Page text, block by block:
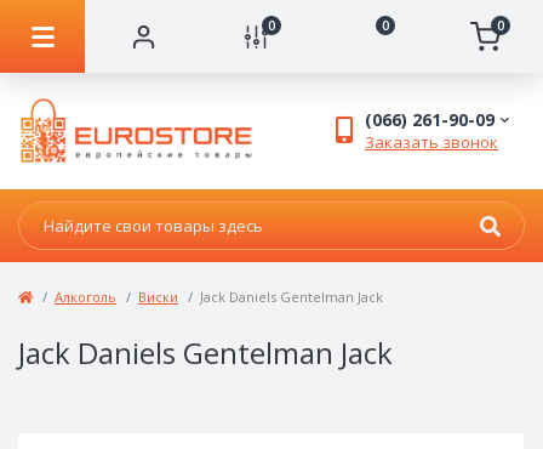
0 0 0
(066) 261-90-09
Заказать звонок
Алкоголь Виски Jack Daniels Gentelman Jack
Jack Daniels Gentelman Jack